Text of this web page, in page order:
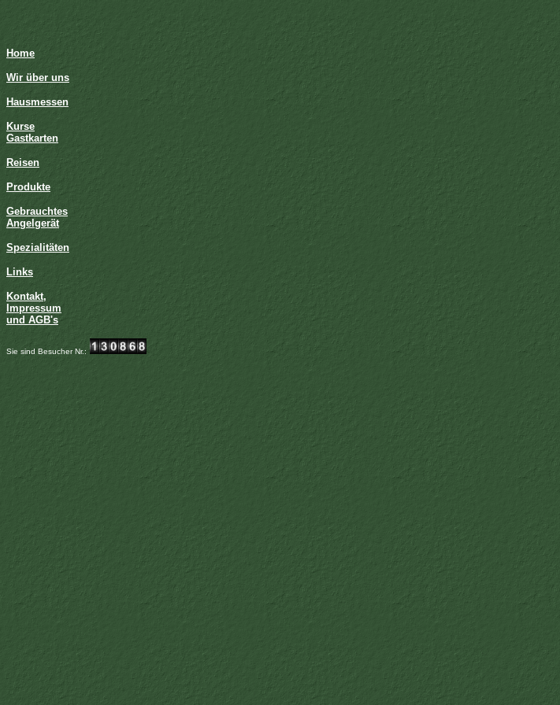
Home
Wir über uns
Hausmessen
Kurse
Gastkarten
Reisen
Produkte
Gebrauchtes
Angelgerät
Spezialitäten
Links
Kontakt,
Impressum
und AGB's
Sie sind Besucher Nr.: